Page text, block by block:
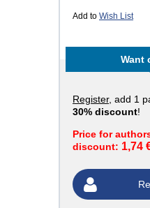
Add to Wish List
Want
Register, add 1
30% discount!
Price for
discount: 1,74